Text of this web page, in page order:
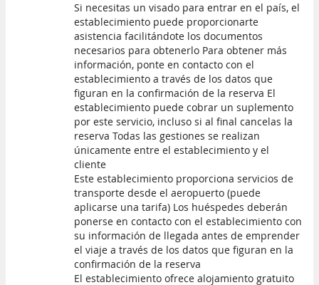
Si necesitas un visado para entrar en el país, el
establecimiento puede proporcionarte
asistencia facilitándote los documentos
necesarios para obtenerlo Para obtener más
información, ponte en contacto con el
establecimiento a través de los datos que
figuran en la confirmación de la reserva El
establecimiento puede cobrar un suplemento
por este servicio, incluso si al final cancelas la
reserva Todas las gestiones se realizan
únicamente entre el establecimiento y el
cliente
Este establecimiento proporciona servicios de
transporte desde el aeropuerto (puede
aplicarse una tarifa) Los huéspedes deberán
ponerse en contacto con el establecimiento con
su información de llegada antes de emprender
el viaje a través de los datos que figuran en la
confirmación de la reserva
El establecimiento ofrece alojamiento gratuito